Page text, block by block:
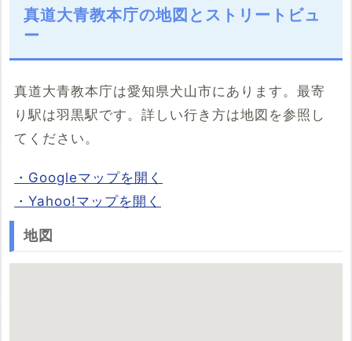
真道大青教本庁の地図とストリートビュ
ー
真道大青教本庁は愛知県犬山市にあります。最寄
り駅は羽黒駅です。詳しい行き方は地図を参照し
てください。
・Googleマップを開く
・Yahoo!マップを開く
地図